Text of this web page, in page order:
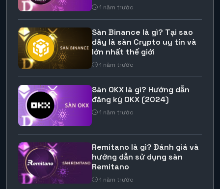
1 năm trước
Sàn Binance là gì? Tại sao
đây là sàn Crypto uy tín và
lớn nhất thế giới
1 năm trước
Sàn OKX là gì? Hướng dẫn
đăng ký OKX (2024)
1 năm trước
Remitano là gì? Đánh giá và
hướng dẫn sử dụng sàn
Remitano
1 năm trước